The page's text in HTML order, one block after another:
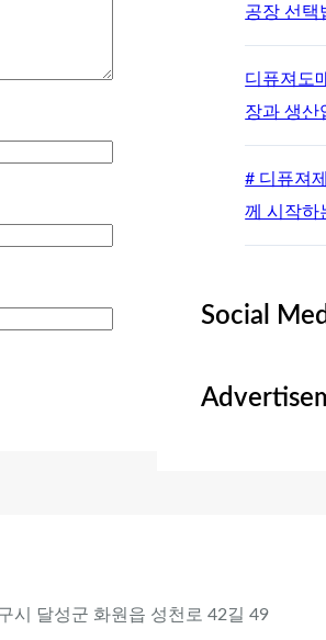
공장 선택
디퓨져도
장과 생산
# 디퓨져
께 시작하
Social
시 달성군 화원읍 성천로 42길 49